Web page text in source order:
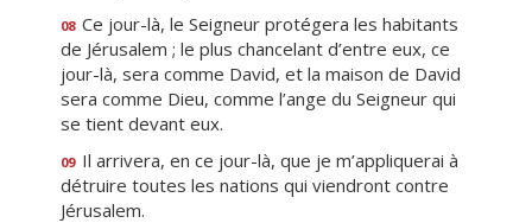
08 Ce jour-là, le Seigneur protégera les habitants
de Jérusalem ; le plus chancelant d’entre eux, ce
jour-là, sera comme David, et la maison de David
sera comme Dieu, comme l’ange du Seigneur qui
se tient devant eux.
09 Il arrivera, en ce jour-là, que je m’appliquerai à
détruire toutes les nations qui viendront contre
Jérusalem.